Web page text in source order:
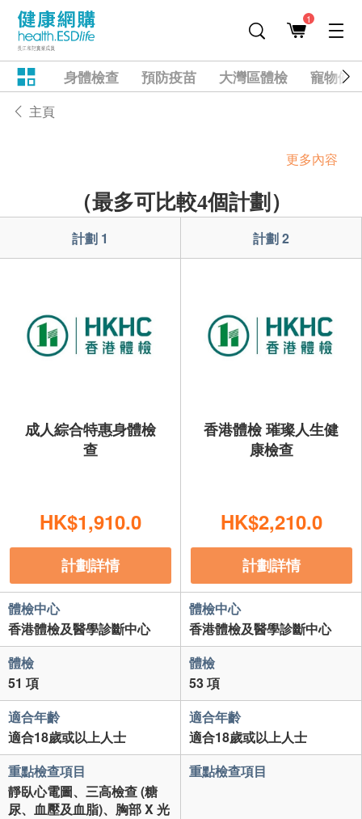
1
身體檢查 預防疫苗 大灣區體檢 寵物健
主頁
更多內容
（最多可比較4個計劃）
計劃 1 計劃 2
成人綜合特惠身體檢
查
HK$1,910.0
計劃詳情
香港體檢 璀璨人生健
康檢查
HK$2,210.0
計劃詳情
體檢中心
香港體檢及醫學診斷中心
體檢中心
香港體檢及醫學診斷中心
體檢
51 項
體檢
53 項
適合年齡
適合18歲或以上人士
適合年齡
適合18歲或以上人士
重點檢查項目
靜臥心電圖、三高檢查 (糖
尿、血壓及血脂)、胸部 X 光
重點檢查項目